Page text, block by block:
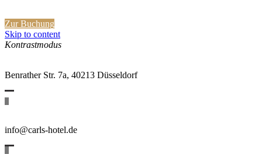
Zur Buchung
Skip to content
Kontrastmodus
Benrather Str. 7a, 40213 Düsseldorf
info@carls-hotel.de